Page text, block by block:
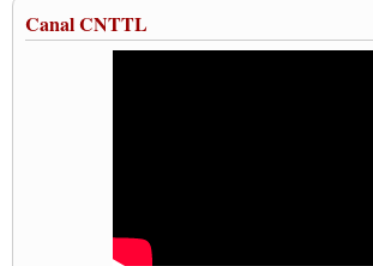
Canal CNTTL